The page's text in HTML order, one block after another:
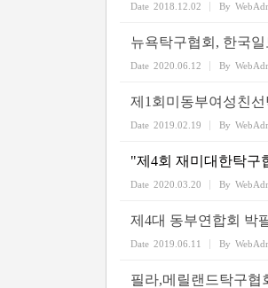
Date 2018.12.02 By
뉴욕탁구협회, 한국
Date 2020.06.12 By
제1회미동부여성친
Date 2019.02.19 By
"제4회 재미대한탁구
Date 2020.03.20 By
제4대 동부연합회 박
Date 2019.06.11 By
필라,메릴랜드탁구협